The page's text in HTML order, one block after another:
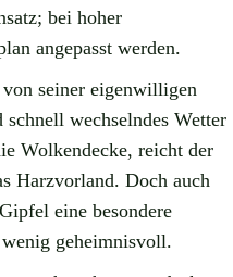
bei hoher
angepasst werden.
seiner eigenwilligen
wechselndes Wetter
Wolkendecke, reicht der
Harzvorland. Doch auch
eine besondere
geheimnisvoll.